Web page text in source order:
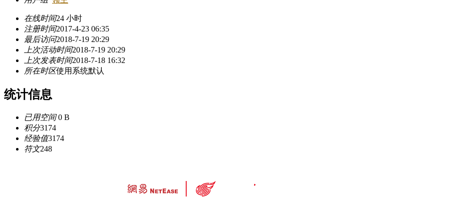
在线时间24 小时
注册时间2017-4-23 06:35
最后访问2018-7-19 20:29
上次活动时间2018-7-19 20:29
上次发表时间2018-7-18 16:32
所在时区使用系统默认
统计信息
已用空间0 B
积分3174
经验值3174
符文248